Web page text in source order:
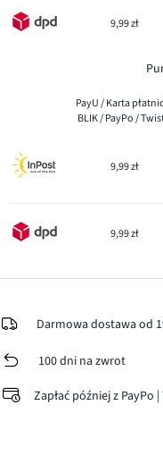
9,99 zł
PayU / Karta
BLIK / PayPo /
9,99 zł
9,99 zł
Darmowa dostawa od
100 dni na zwrot
Zapłać później z PayPo